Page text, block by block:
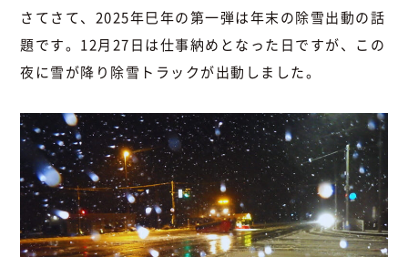
さてさて、2025年巳年の第一弾は年末の除雪出動の話
題です。12月27日は仕事納めとなった日ですが、この
夜に雪が降り除雪トラックが出動しました。